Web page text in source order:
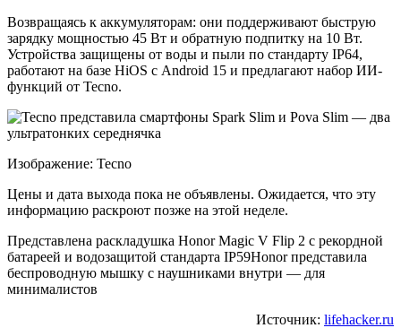
Возвращаясь к аккумуляторам: они поддерживают быструю
зарядку мощностью 45 Вт и обратную подпитку на 10 Вт.
Устройства защищены от воды и пыли по стандарту IP64,
работают на базе HiOS с Android 15 и предлагают набор ИИ-
функций от Tecno.
Изображение: Tecno
Цены и дата выхода пока не объявлены. Ожидается, что эту
информацию раскроют позже на этой неделе.
Представлена раскладушка Honor Magic V Flip 2 с рекордной
батареей и водозащитой стандарта IP59Honor представила
беспроводную мышку с наушниками внутри — для
минималистов
Источник: lifehacker.ru